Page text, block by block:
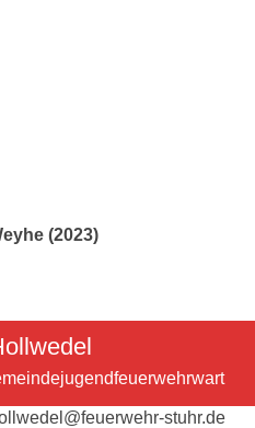
(2023)
stuhr.de